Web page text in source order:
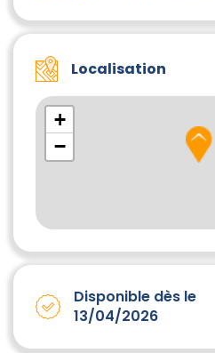
Localisation
+
−
Disponible dès le
13/04/2026